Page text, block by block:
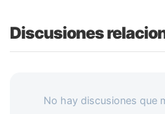
Discusiones
No hay discusiones que